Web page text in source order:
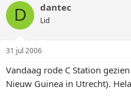
D dantec
Lid
31 jul 2006
Vandaag rode C Station
Nieuw Guinea in Utrecht).